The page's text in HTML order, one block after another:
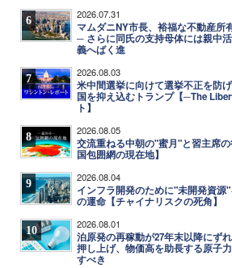
6 2026.07.31
マムダニNY市長、裕福な不動産所
─ さらに同氏の支持母体には親中
義へばく進
7 2026.08.03
米中間選挙に向けて選挙不正を防
国を抑え込むトランプ【─The
ト】
8 2026.08.05
交流重ねる中朝の"蜜月"と習主席
国包囲網の現在地】
9 2026.08.04
インフラ開発のために"未開発資源
の運命【チャイナリスクの死角】
10 2026.08.01
泊原発の再稼動が27年末以降にず
押し上げ、物価高を助長する原子
すべき